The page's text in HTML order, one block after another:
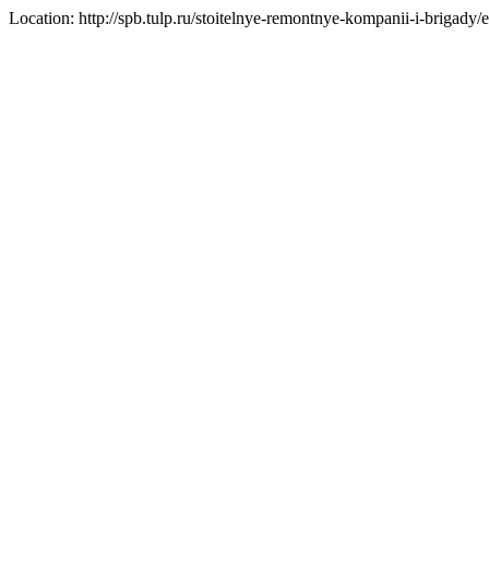
Location: http://spb.tulp.ru/stoitelnye-remontnye-kompanii-i-brigady/